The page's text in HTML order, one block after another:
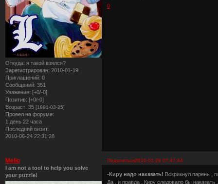
Откуда: я такой взялся?
Зарегистрирован: 2010-01-19
Приглашений: 0
Сообщений: 351
Уважение: [+0/-0]
Позитив: [+0/-0]
Возраст: 35 [1991-03-25]
Провел на форуме:
1 день 22 часа
Последний визит:
2010-06-24 22:31:28
0
Поделиться2010-01-29 07:47:44
Mello
I am not a tool to help you solve
your puzzle!
-Киру надо наказать! Вскрикнул парень ,
Да , и правда , Киру следовало бы наказать